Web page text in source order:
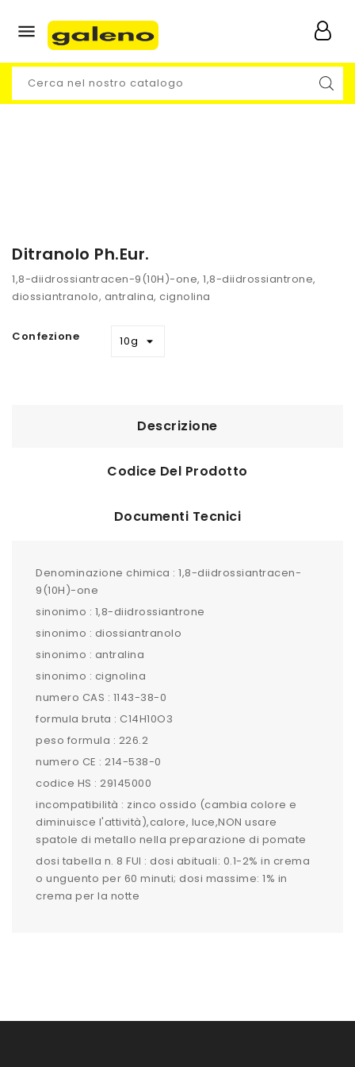

Ditranolo Ph.Eur.
1,8-diidrossiantracen-9(10H)-one, 1,8-diidrossiantrone,
diossiantranolo, antralina, cignolina
Confezione
Descrizione
Codice Del Prodotto
Documenti Tecnici
Denominazione chimica : 1,8-diidrossiantracen-
9(10H)-one
sinonimo : 1,8-diidrossiantrone
sinonimo : diossiantranolo
sinonimo : antralina
sinonimo : cignolina
numero CAS : 1143-38-0
formula bruta : C14H10O3
peso formula : 226.2
numero CE : 214-538-0
codice HS : 29145000
incompatibilità : zinco ossido (cambia colore e
diminuisce l'attività),calore, luce,NON usare
spatole di metallo nella preparazione di pomate
dosi tabella n. 8 FUI : dosi abituali: 0.1-2% in crema
o unguento per 60 minuti; dosi massime: 1% in
crema per la notte